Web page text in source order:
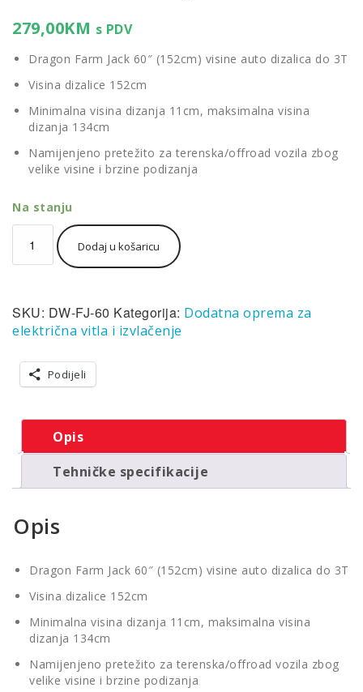
279,00KM s PDV
Dragon Farm Jack 60″ (152cm) visine auto dizalica do 3T
Visina dizalice 152cm
Minimalna visina dizanja 11cm, maksimalna visina
dizanja 134cm
Namijenjeno pretežito za terenska/offroad vozila zbog
velike visine i brzine podizanja
Na stanju
Farm
Jack
dizalica
do
količina
Dodaj u košaricu
SKU: DW-FJ-60 Kategorija: Dodatna oprema za
električna vitla i izvlačenje
Podijeli
Opis
Tehničke specifikacije
Opis
Dragon Farm Jack 60″ (152cm) visine auto dizalica do 3T
Visina dizalice 152cm
Minimalna visina dizanja 11cm, maksimalna visina
dizanja 134cm
Namijenjeno pretežito za terenska/offroad vozila zbog
velike visine i brzine podizanja